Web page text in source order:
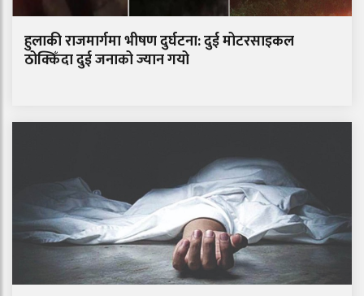
हुलाकी राजमार्गमा भीषण दुर्घटना: दुई मोटरसाइकल
ठोक्किँदा दुई जनाको ज्यान गयो